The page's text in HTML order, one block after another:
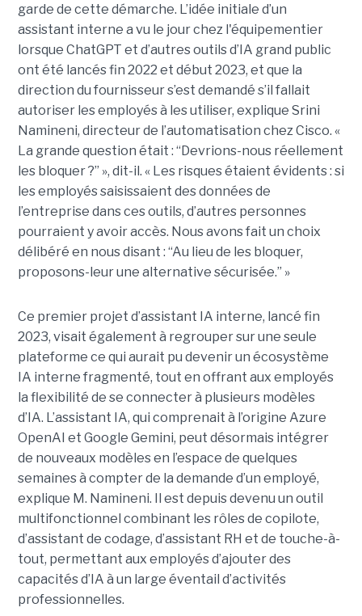
garde de cette démarche. L’idée initiale d’un
assistant interne a vu le jour chez l'équipementier
lorsque ChatGPT et d’autres outils d’IA grand public
ont été lancés fin 2022 et début 2023, et que la
direction du fournisseur s’est demandé s’il fallait
autoriser les employés à les utiliser, explique Srini
Namineni, directeur de l’automatisation chez Cisco. «
La grande question était : “Devrions-nous réellement
les bloquer ?” », dit-il. « Les risques étaient évidents : si
les employés saisissaient des données de
l’entreprise dans ces outils, d’autres personnes
pourraient y avoir accès. Nous avons fait un choix
délibéré en nous disant : “Au lieu de les bloquer,
proposons-leur une alternative sécurisée.” »
Ce premier projet d’assistant IA interne, lancé fin
2023, visait également à regrouper sur une seule
plateforme ce qui aurait pu devenir un écosystème
IA interne fragmenté, tout en offrant aux employés
la flexibilité de se connecter à plusieurs modèles
d’IA. L’assistant IA, qui comprenait à l’origine Azure
OpenAI et Google Gemini, peut désormais intégrer
de nouveaux modèles en l’espace de quelques
semaines à compter de la demande d’un employé,
explique M. Namineni. Il est depuis devenu un outil
multifonctionnel combinant les rôles de copilote,
d’assistant de codage, d’assistant RH et de touche-à-
tout, permettant aux employés d’ajouter des
capacités d’IA à un large éventail d’activités
professionnelles.